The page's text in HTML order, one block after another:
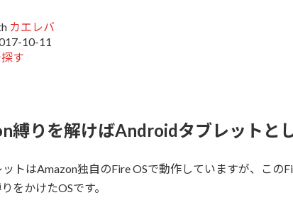
カエレバ
10-11
す
縛りを解けばAndroidタブレットと
トはAmazon独自のFire OSで動作していますが、この
をかけたOSです。